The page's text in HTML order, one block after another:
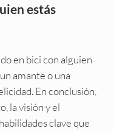
estás
en bici con alguien
amante o una
En conclusión,
la visión y el
clave que